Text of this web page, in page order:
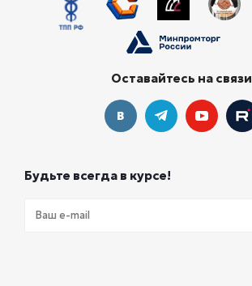
Оставайтесь на связи
Будьте всегда в курсе!